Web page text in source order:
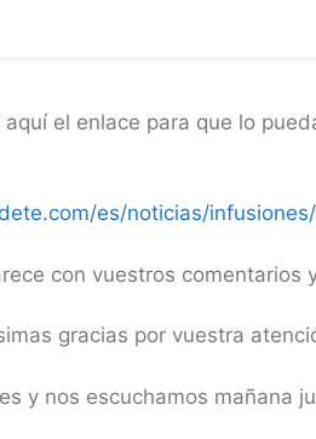
el enlace para que lo
es/noticias/
con vuestros
gracias por vuestra
y nos escuchamos mañana